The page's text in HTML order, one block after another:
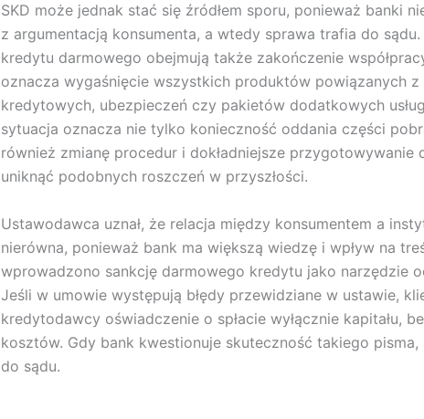
SKD może jednak stać się źródłem sporu, ponieważ banki
z argumentacją konsumenta, a wtedy sprawa trafia do
kredytu darmowego obejmują także zakończenie
oznacza wygaśnięcie wszystkich produktów powiązanych z
kredytowych, ubezpieczeń czy pakietów dodatkowych
sytuacja oznacza nie tylko konieczność oddania części
również zmianę procedur i dokładniejsze przygotowywanie
uniknąć podobnych roszczeń w przyszłości.
Ustawodawca uznał, że relacja między konsumentem a
nierówna, ponieważ bank ma większą wiedzę i wpływ na
wprowadzono sankcję darmowego kredytu jako narzędzie
Jeśli w umowie występują błędy przewidziane w ustawie,
kredytodawcy oświadczenie o spłacie wyłącznie kapitału,
kosztów. Gdy bank kwestionuje skuteczność takiego
do sądu.